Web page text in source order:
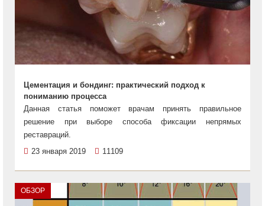
Цементация и бондинг: практический подход к
пониманию процесса
Данная статья поможет врачам принять правильное
решение при выборе способа фиксации непрямых
реставраций.
23 января 2019
11109
ОБЗОР